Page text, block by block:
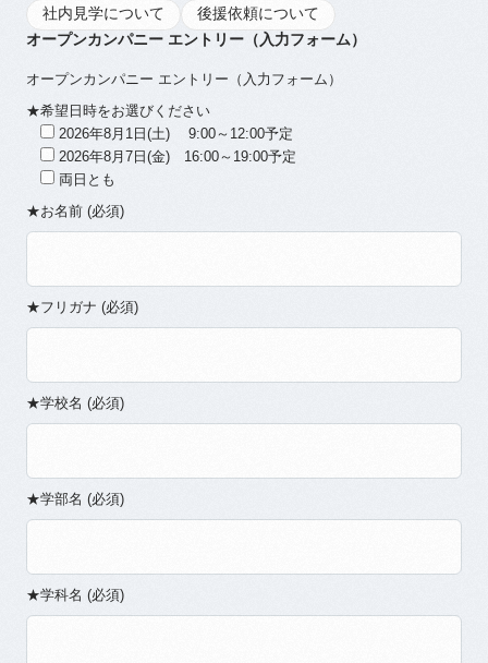
オープンカンパニー エントリー（入力フォーム）
オープンカンパニー エントリー（入力フォーム）
★希望日時をお選びください
2026年8月1日(土) 9:00～12:00予定
2026年8月7日(金) 16:00～19:00予定
両日とも
★お名前 (必須)
★フリガナ (必須)
★学校名 (必須)
★学部名 (必須)
★学科名 (必須)
社内見学について 後援依頼について